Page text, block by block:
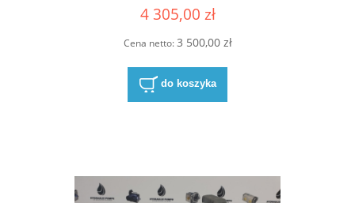
4 305,00 zł
Cena netto:3 500,00 zł
do koszyka